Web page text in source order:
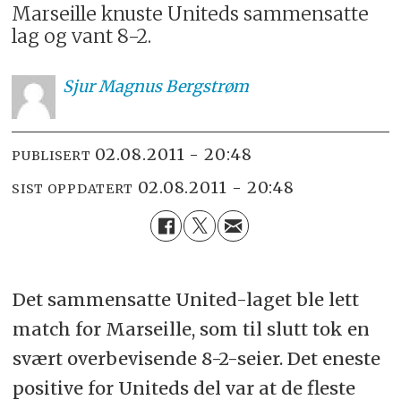
Marseille knuste Uniteds sammensatte
lag og vant 8-2.
SjurMagnus Bergstrøm
PUBLISERT 02.08.2011 - 20:48
SIST OPPDATERT 02.08.2011 - 20:48
Det sammensatte United-laget ble lett
match for Marseille, som til slutt tok en
svært overbevisende 8-2-seier. Det eneste
positive for Uniteds del var at de fleste